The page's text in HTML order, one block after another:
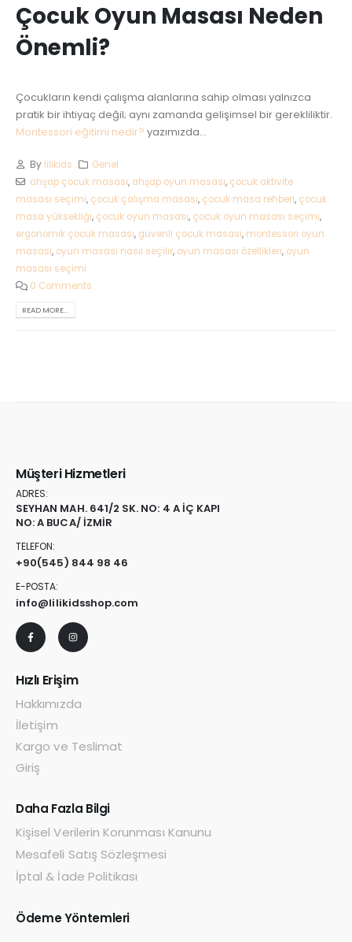
Çocuk Oyun Masası Neden
Önemli?
Çocukların kendi çalışma alanlarına sahip olması yalnızca
pratik bir ihtiyaç değil; aynı zamanda gelişimsel bir gerekliliktir.
Montessori eğitimi nedir? yazımızda...
By lilikids
Genel
ahşap çocuk masası, ahşap oyun masası, çocuk aktivite
masası seçimi, çocuk çalışma masası, çocuk masa rehberi, çocuk
masa yüksekliği, çocuk oyun masası, çocuk oyun masası seçimi,
ergonomik çocuk masası, güvenli çocuk masası, montessori oyun
masası, oyun masası nasıl seçilir, oyun masası özellikleri, oyun
masası seçimi
0 Comments
READ MORE...
Müşteri Hizmetleri
ADRES:
SEYHAN MAH. 641/2 SK. NO: 4 A İÇ KAPI
NO: A BUCA/ İZMİR
TELEFON:
+90(545) 844 98 46
E-POSTA:
info@lilikidsshop.com
Hızlı Erişim
Hakkımızda
İletişim
Kargo ve Teslimat
Giriş
Daha Fazla Bilgi
Kişisel Verilerin Korunması Kanunu
Mesafeli Satış Sözleşmesi
İptal & İade Politikası
Ödeme Yöntemleri